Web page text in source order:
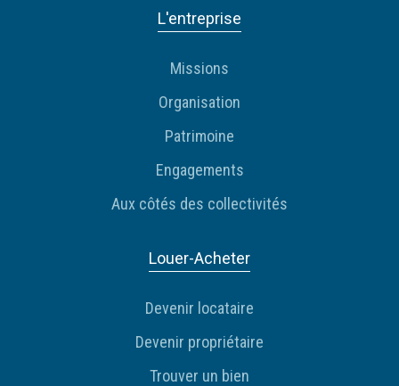
L'entreprise
Missions
Organisation
Patrimoine
Engagements
Aux côtés des collectivités
Louer-Acheter
Devenir locataire
Devenir propriétaire
Trouver un bien